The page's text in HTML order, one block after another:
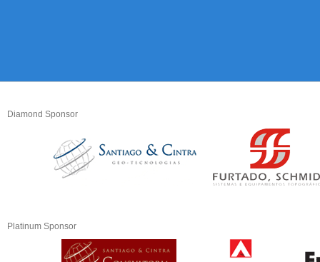
Diamond Sponsor
Platinum Sponsor